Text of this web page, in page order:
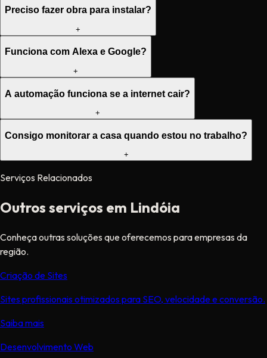
Preciso fazer obra para instalar?
+
Funciona com Alexa e Google?
+
A automação funciona se a internet cair?
+
Consigo monitorar a casa quando estou no trabalho?
+
Serviços Relacionados
Outros serviços em Lindóia
Conheça outras soluções que oferecemos para empresas da
região.
Criação de Sites
Sites profissionais otimizados para SEO, velocidade e conversão.
Saiba mais
Desenvolvimento Web